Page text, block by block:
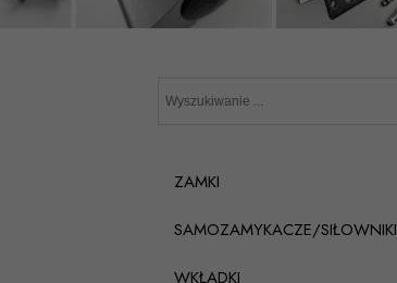
ZAMKI
SAMOZAMYKACZE/SIŁOWNIKI
WKŁADKI